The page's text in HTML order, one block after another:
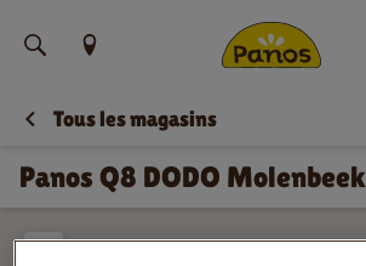
Trouvez votre emplacement
Nouvelles
Tous les magasins
Panos Q8 DODO Molenbeek